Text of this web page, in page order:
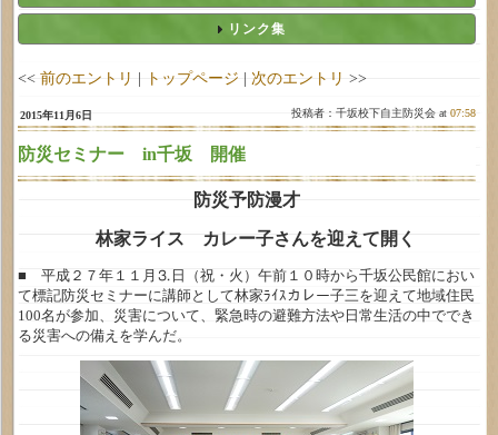
リンク集
<< 前のエントリ | トップページ | 次のエントリ >>
2015年11月6日 投稿者：千坂校下自主防災会 at07:58
防災セミナー in千坂 開催
防災予防漫才
林家ライス カレー子さんを迎えて開く
■ 平成２７年１１月⒊日（祝・火）午前１０時から千坂公民館におい
て標記防災セミナーに講師として林家ﾗｲｽカレー子三を迎えて地域住民
100名が参加、災害について、緊急時の避難方法や日常生活の中ででき
る災害への備えを学んだ。